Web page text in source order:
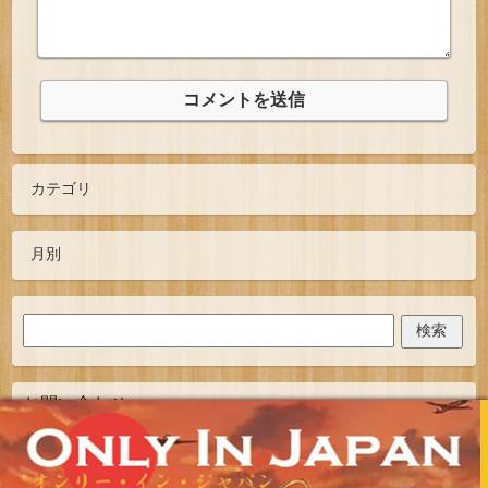
お問い合わせ
TOPへ